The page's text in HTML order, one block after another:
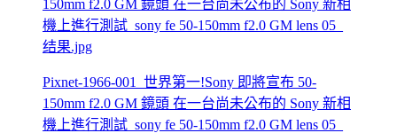
Pixnet-1966-001_世界第一!Sony 即將宣布 50-
150mm f2.0 GM 鏡頭 在一台尚未公布的 Sony 新相
機上進行測試_sony fe 50-150mm f2.0 GM lens 05_